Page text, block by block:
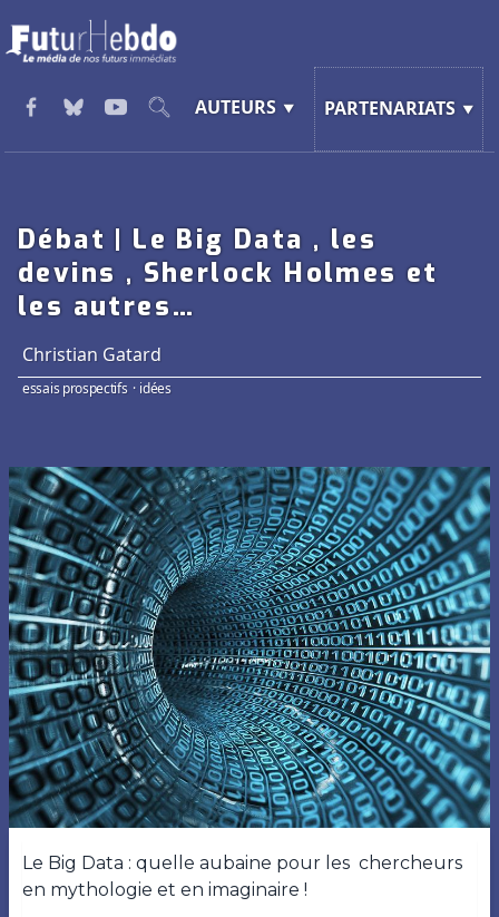
AUTEURS PARTENARIATS
Débat | Le Big Data , les
devins , Sherlock Holmes et
les autres…
Christian Gatard
essais prospectifs · idées
Le Big Data : quelle aubaine pour les chercheurs
en mythologie et en imaginaire !